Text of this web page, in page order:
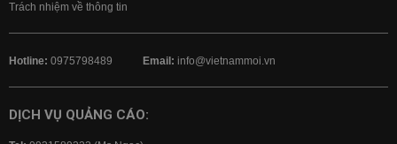
Trách nhiệm về thông tin
Hotline: 0975798489 Email: info@vietnammoi.vn
DỊCH VỤ QUẢNG CÁO: